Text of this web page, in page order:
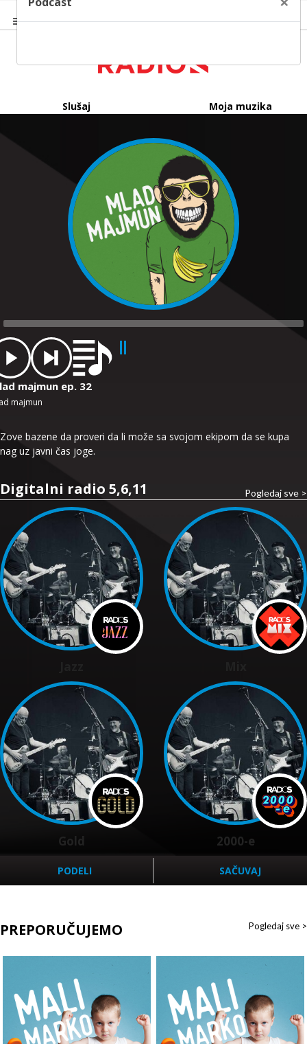
Slušaj Moja muzika
majmun ep. 32
majmun
Zove bazene da proveri da li može sa svojom ekipom da se kupa
nag uz javni čas joge.
Digitalni radio 5,6,11 Pogledaj sve >
Gold 2000-e
PODELI SAČUVAJ
PREPORUČUJEMO Pogledaj sve >